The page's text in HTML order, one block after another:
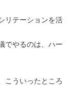
リテーションを活
でやるのは、ハー
こういったところ